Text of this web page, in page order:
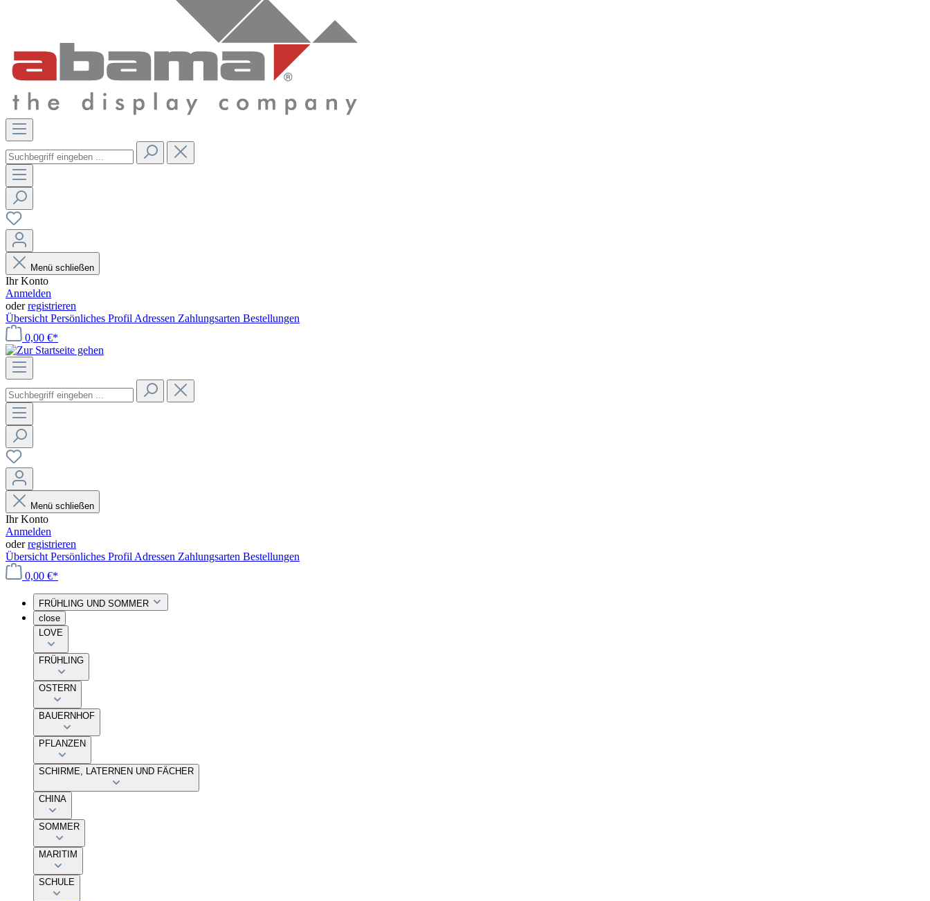
Menü schließen
Ihr Konto
Anmelden
oderregistrieren
Übersicht Persönliches Profil Adressen Zahlungsarten Bestellungen
0,00 €*
Menü schließen
Ihr Konto
Anmelden
oderregistrieren
Übersicht Persönliches Profil Adressen Zahlungsarten Bestellungen
0,00 €*
FRÜHLING UND SOMMER
close
LOVE
FRÜHLING
OSTERN
BAUERNHOF
PFLANZEN
SCHIRME, LATERNEN UND FÄCHER
CHINA
SOMMER
MARITIM
SCHULE